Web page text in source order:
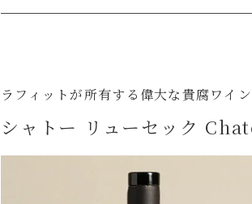
ラフィットが所有する偉大な貴腐ワイン
シャトー リューセック